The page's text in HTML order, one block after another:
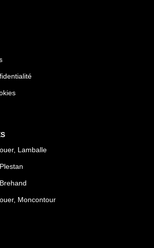
Lamballe
Moncontour